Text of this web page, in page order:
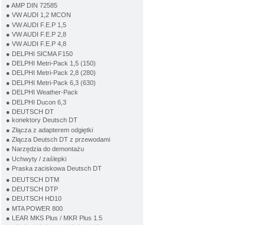
● AMP DIN 72585
● VW AUDI 1,2 MCON
● VW AUDI F.E.P 1,5
● VW AUDI F.E.P 2,8
● VW AUDI F.E.P 4,8
● DELPHI SICMA F150
● DELPHI Metri-Pack 1,5 (150)
● DELPHI Metri-Pack 2,8 (280)
● DELPHI Metri-Pack 6,3 (630)
● DELPHI Weather-Pack
● DELPHI Ducon 6,3
● DEUTSCH DT
● konektory Deutsch DT
● Złącza z adapterem odgiętki
● Złącza Deutsch DT z przewodami
● Narzędzia do demontażu
● Uchwyty / zaślepki
● Praska zaciskowa Deutsch DT
● DEUTSCH DTM
● DEUTSCH DTP
● DEUTSCH HD10
● MTA POWER 800
● LEAR MKS Plus / MKR Plus 1.5